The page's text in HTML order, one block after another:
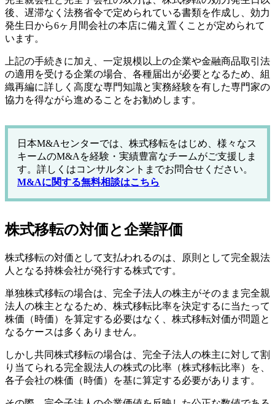
後、遅滞なく法務省令で定められている書類を作成し、効力
発生日から6ヶ月間会社の本店に備え置くことが定められて
います。
上記の手続きに加え、一定規模以上の企業や金融商品取引法
の適用を受ける企業の場合、各種届出が必要となるため、組
織再編に詳しく高度な専門知識と実務経験を有した専門家の
協力を得ながら進めることをお勧めします。
日本M&Aセンターでは、株式移転をはじめ、様々なス
キームのM&Aを経験・実績豊富なチームがご支援しま
す。詳しくはコンサルタントまでお問合せください。
M&Aに関する無料相談はこちら
株式移転の対価と企業評価
株式移転の対価として支払われるのは、原則として完全親法
人となる持株会社が発行する株式です。
単独株式移転の場合は、完全子法人の株主がそのまま完全親
法人の株主となるため、株式移転比率を決定するに当たって
株価（時価）を算定する必要はなく、株式移転対価が問題と
なるケースは多くありません。
しかし共同株式移転の場合は、完全子法人の株主に対して割
り当てられる完全親法人の株式の比率（株式移転比率）を、
各子会社の株価（時価）を基に算定する必要があります。